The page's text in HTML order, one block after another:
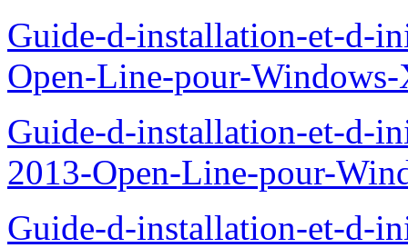
Guide-d-installation-et-d-
Open-Line-pour-
Guide-d-installation-et-d-
2013-Open-Line-pour-
Guide-d-installation-et-d-